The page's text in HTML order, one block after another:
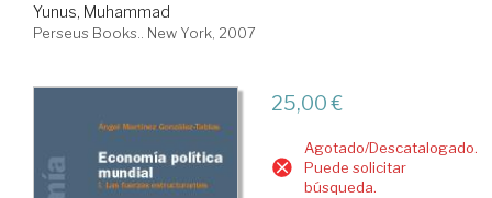
Yunus, Muhammad
Perseus Books.. New York, 2007
25,00 €
Agotado/Descatalogado.
Puede solicitar
búsqueda.